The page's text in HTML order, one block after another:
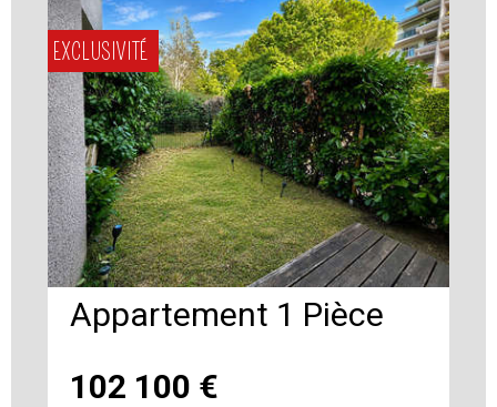
EXCLUSIVITÉ
102 100 €
Appartement 1 Pièce